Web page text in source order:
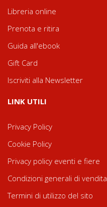
Libreria online
Prenota e ritira
Guida all'ebook
Gift Card
Iscriviti alla Newsletter
LINK UTILI
Privacy Policy
Cookie Policy
Privacy policy eventi e fiere
Condizioni generali di vendita
Termini di utilizzo del sito